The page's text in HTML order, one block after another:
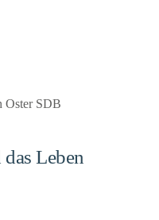
Oster SDB
Leben